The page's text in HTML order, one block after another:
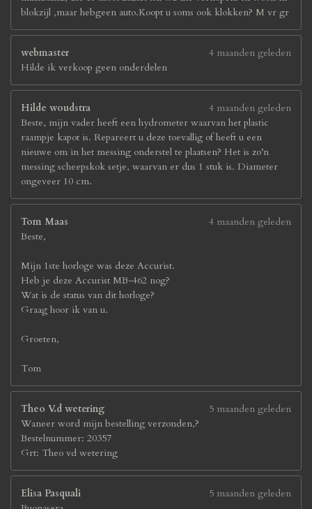
blokzijl ,maar hebgeen auto.Koopt u soms ook klokken? M vr gr
webmaster
4 maanden geleden
Hilde ik verkoop geen onderdelen
Hilde woudstra
4 maanden geleden
Beste, mijn vader heeft een hydrometer waarvan het plastic
raampje kapot is. Repareert u deze toevallig of heeft u een
nieuwe om in het messing onderstel te plaatsen? Het is zo’n
messing scheepskok setje, waarvan er dus 1 stuk is. Diameter
ongeveer 10 cm.
Tom Maas
4 maanden geleden
Beste,
Mijn 1ste horloge was deze Accurist.
Heb je deze Accurist MB-462 nog?
Wat is de status van dit horloge?
Graag hoor ik van u.
Groeten,
Tom
Theo V.d wetering
5 maanden geleden
Waneer word mijn bestelling verzonden,?
Bestelnummer: 20357
Grt: Theo vd wetering
Elisa Pasquali
5 maanden geleden